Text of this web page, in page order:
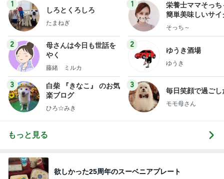
1
しろとくろしろ
たまねぎ
2
母さんは今日も世話を
やく
藤緒 ミルカ
3
白柴 『きなこ』 のお気
楽ブログ
ひろ☆みき
1
栄養士ママそっち
簡単美味しいサイ
献立
そっち～
2
ゆうき酒場
ゆうき
3
毎日笑顔で過ごし
モモ母さん
もっと見る
欲しかった25周年のスーベニアプレート